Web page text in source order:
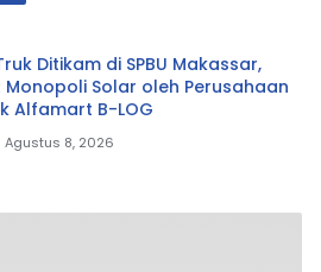
Ditikam di SPBU Makassar,
Solar oleh Perusahaan
Alfamart B-LOG
Agustus 8, 2026